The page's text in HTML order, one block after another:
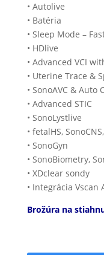
• Autolive
• Batéria
• Sleep Mode –
• HDlive
• Advanced VCI
• Uterine Trace &
• SonoAVC &
• Advanced STIC
• SonoLystlive
• fetalHS,
• SonoGyn
• SonoBiometry,
• XDclear sondy
• Integrácia Vscan
Brožúra na